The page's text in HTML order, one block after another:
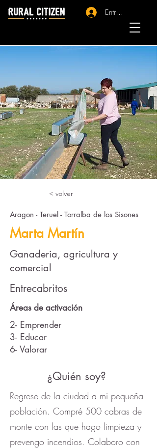
Entrar - Registro
< volver
Aragon - Teruel - Torralba de los Sisones
Marta Martín
Ganaderia, agricultura y
comercial
Entrecabritos
Áreas de activación
2- Emprender
3- Educar
6- Valorar
¿Quién soy?
Regrese de la ciudad a mi pequeña
población. Compré 500 cabras de
monte con las que hago limpieza y
prevengo incendios. Colaboro con